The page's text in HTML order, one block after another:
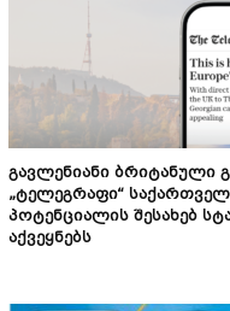
გავლენიანი ბრიტანული
„ტელეგრაფი“
პოტენციალის შესახებ
აქვეყნებს